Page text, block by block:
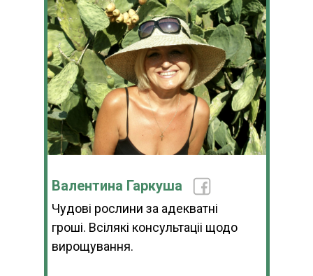
Валентина Гаркуша
Чудові рослини за адекватні
гроші. Всілякі консультаціі щодо
вирощування.